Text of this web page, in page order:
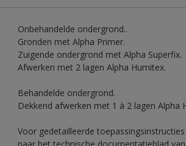
Onbehandelde ondergrond..
Gronden met Alpha Primer.
Zuigende ondergrond met Alpha Superfix.
Afwerken met 2 lagen Alpha Humitex.
Behandelde ondergrond.
Dekkend afwerken met 1 à 2 lagen Alpha
Voor gedetailleerde